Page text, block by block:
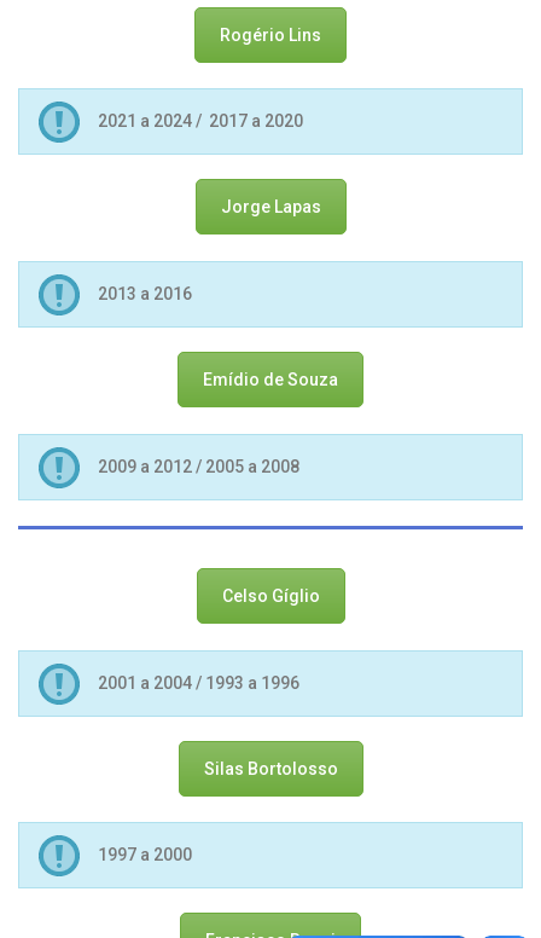
Rogério Lins
2021 a 2024 / 2017 a 2020
Jorge Lapas
2013 a 2016
Emídio de Souza
2009 a 2012 / 2005 a 2008
Celso Gíglio
2001 a 2004 / 1993 a 1996
Silas Bortolosso
1997 a 2000